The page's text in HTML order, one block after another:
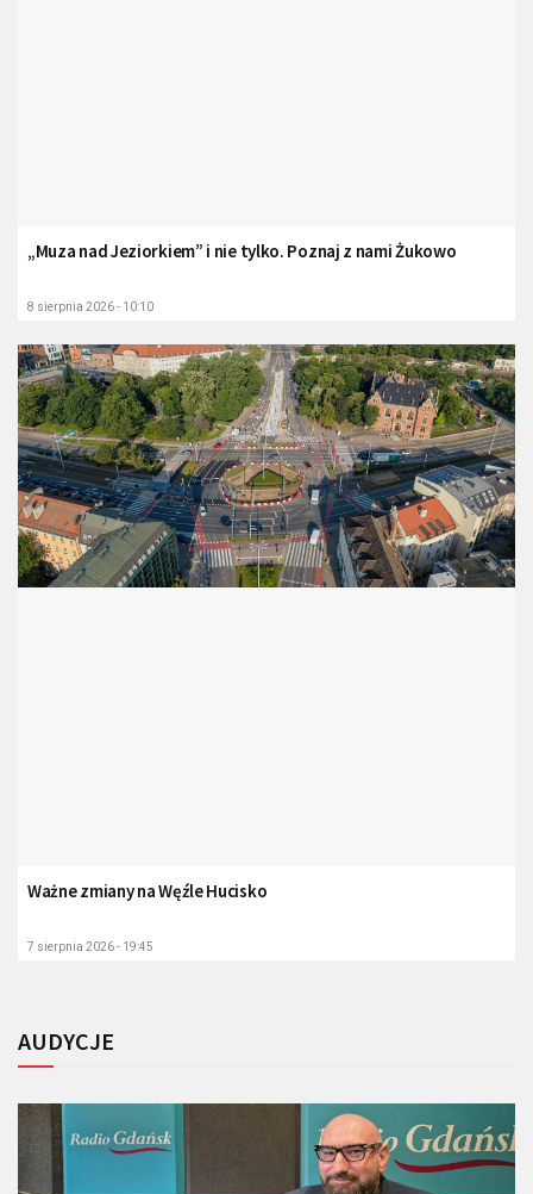
„Muza nad Jeziorkiem” i nie tylko. Poznaj z nami Żukowo
8 sierpnia 2026 - 10:10
Ważne zmiany na Węźle Hucisko
7 sierpnia 2026 - 19:45
AUDYCJE